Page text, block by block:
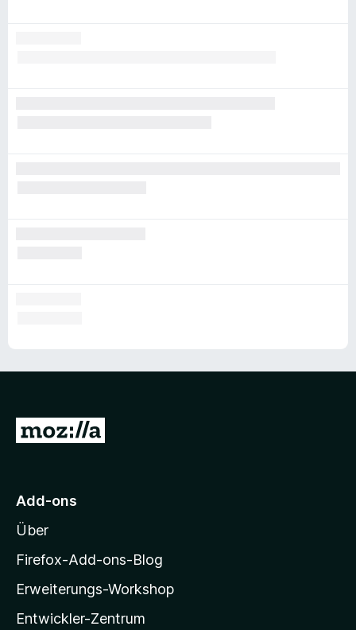
Z
M
z
i
l
a
Add-ons
Über
Firefox-Add-ons-Blog
Erweiterungs-Workshop
Entwickler-Zentrum